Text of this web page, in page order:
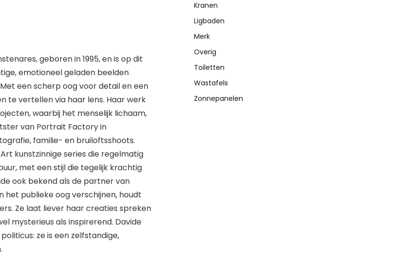
geboren in 1995, en is op dit
emotioneel geladen beelden
een scherp oog voor detail en een
te vertellen via haar lens. Haar werk
waarbij het menselijk lichaam,
van Portrait Factory in
familie- en bruiloftsshoots.
kunstzinnige series die regelmatig
met een stijl die tegelijk krachtig
ook bekend als de partner van
het publieke oog verschijnen, houdt
Ze laat liever haar creaties spreken
mysterieus als inspirerend. Davide
ze is een zelfstandige,
Kranen
Ligbaden
Merk
Overig
Toiletten
Wastafels
Zonnepanelen